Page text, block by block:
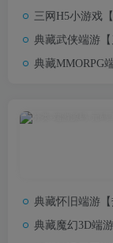
三网H5小游戏【网红主播直播
典藏武侠端游【刀剑2之论剑天
典藏MMORPG端游【醉西游本
典藏怀旧端游【热血江湖V23.0巅峰对
典藏魔幻3D端游【青云战歌3D-云